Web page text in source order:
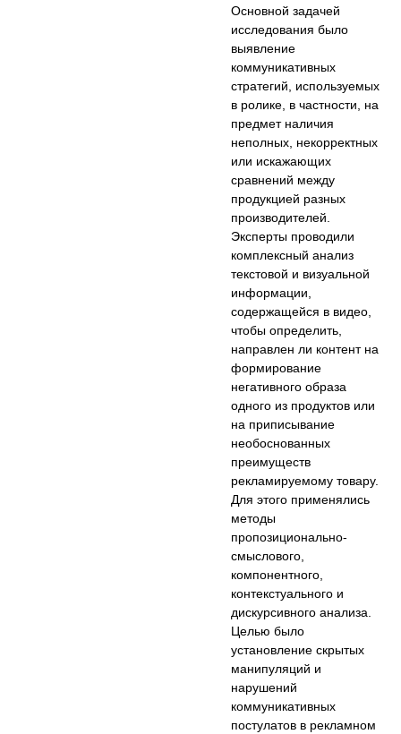
Основной задачей
исследования было
выявление
коммуникативных
стратегий, используемых
в ролике, в частности, на
предмет наличия
неполных, некорректных
или искажающих
сравнений между
продукцией разных
производителей.
Эксперты проводили
комплексный анализ
текстовой и визуальной
информации,
содержащейся в видео,
чтобы определить,
направлен ли контент на
формирование
негативного образа
одного из продуктов или
на приписывание
необоснованных
преимуществ
рекламируемому товару.
Для этого применялись
методы
пропозиционально-
смыслового,
компонентного,
контекстуального и
дискурсивного анализа.
Целью было
установление скрытых
манипуляций и
нарушений
коммуникативных
постулатов в рекламном